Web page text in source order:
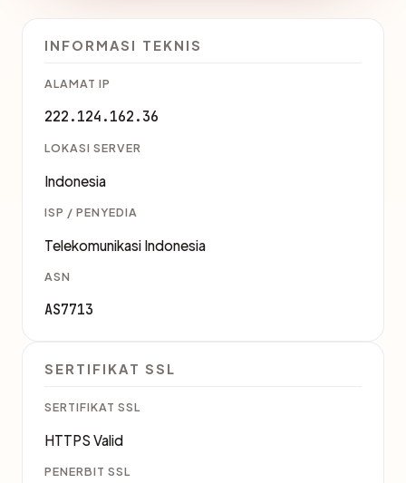
INFORMASI TEKNIS
ALAMAT IP
222.124.162.36
LOKASI SERVER
Indonesia
ISP / PENYEDIA
Telekomunikasi Indonesia
ASN
AS7713
SERTIFIKAT SSL
SERTIFIKAT SSL
HTTPS Valid
PENERBIT SSL